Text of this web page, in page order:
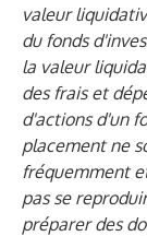
valeur
du fonds
la valeur
des frais et
d'actions d'un
placement ne
fréquemment
pas se
préparer des